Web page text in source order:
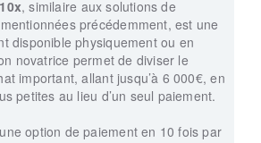
, similaire aux solutions de
précédemment, est une
disponible physiquement ou en
novatrice permet de diviser le
important, allant jusqu’à 6 000€, en
petites au lieu d’un seul paiement.
option de paiement en 10 fois par